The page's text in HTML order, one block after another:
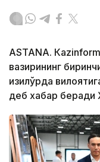
ASTANА.
вазирининг
Қизилўрда
деб хабар беради